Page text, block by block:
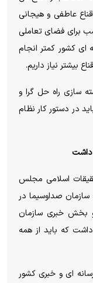
عاطفی و هیجانی
برای فضای تعاملی
ای کشور کمتر انجام
بیشتر نیاز داریم.
سازی راه حل گرا و
در دستور کار نظام
داشت
اسلامی مجلس
صداوسیما در
بخش خبری سازمان
که باید از همه
ای و خبری کشور